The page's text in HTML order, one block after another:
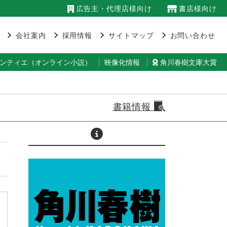
広告主・代理店様向け 書店様向け
会社案内 採用情報 サイトマップ お問い合わせ
ティエ（オンライン小説） 映像化情報 角川春樹文庫大賞
書籍情報